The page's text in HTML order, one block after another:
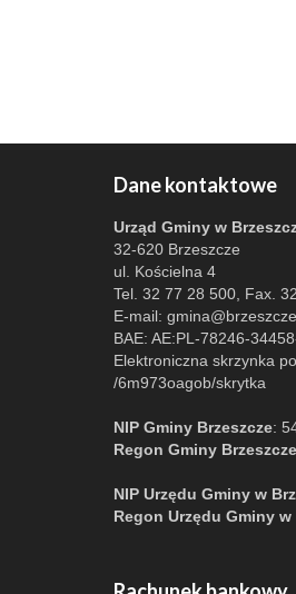
Dane kontaktowe
Urząd Gminy w
32-620 Brzeszcze
ul. Kościelna 4
Tel. 32 77 28 500, Fax.
E-mail:
BAE: AE:PL-78246-
Elektroniczna skrzynka
/6m973oagob/skrytka
NIP Gminy Brzeszcze:
Regon Gminy Brzeszcze
NIP Urzędu Gminy w
Regon Urzędu Gminy w